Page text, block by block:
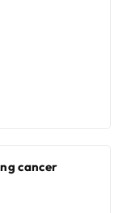
cancer